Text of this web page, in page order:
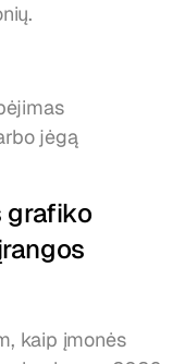
jėgą
grafiko
kaip įmonės